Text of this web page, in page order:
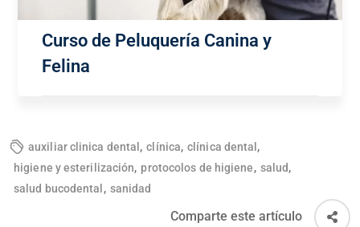
Curso de Peluquería Canina y
Felina
auxiliar clinica dental , clínica, clínica dental ,
higiene y esterilización, protocolos de higiene, salud,
salud bucodental , sanidad
Comparte este artículo